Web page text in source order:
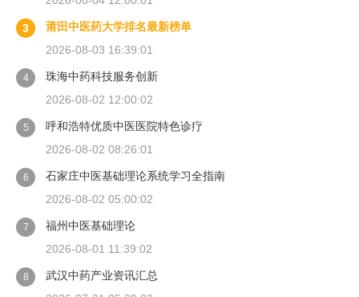
3
莆田中医药大学排名最新榜单
2026-08-03 16:39:01
4
珠海中药科技服务创新
2026-08-02 12:00:02
5
呼和浩特优质中医医院特色诊疗
2026-08-02 08:26:01
6
石家庄中医基础理论系统学习全指南
2026-08-02 05:00:02
7
福州中医基础理论
2026-08-01 11:39:02
8
武汉中药产业资讯汇总